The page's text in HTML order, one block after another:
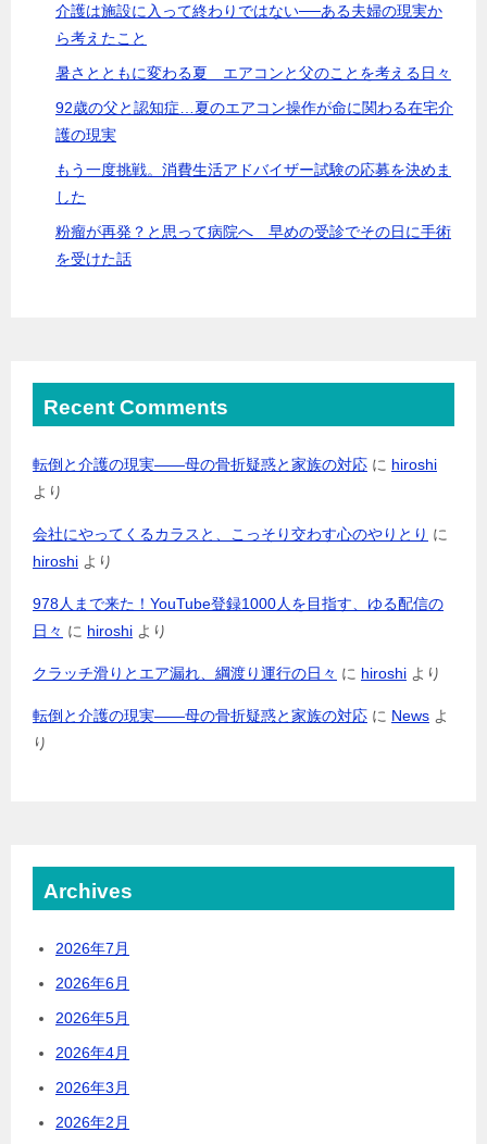
介護は施設に入って終わりではない──ある夫婦の現実か
ら考えたこと
暑さとともに変わる夏 エアコンと父のことを考える日々
92歳の父と認知症…夏のエアコン操作が命に関わる在宅介
護の現実
もう一度挑戦。消費生活アドバイザー試験の応募を決めま
した
粉瘤が再発？と思って病院へ 早めの受診でその日に手術
を受けた話
Recent Comments
転倒と介護の現実――母の骨折疑惑と家族の対応 に hiroshi
より
会社にやってくるカラスと、こっそり交わす心のやりとり に
hiroshi より
978人まで来た！YouTube登録1000人を目指す、ゆる配信の
日々 に hiroshi より
クラッチ滑りとエア漏れ、綱渡り運行の日々 に hiroshi より
転倒と介護の現実――母の骨折疑惑と家族の対応 に News よ
り
Archives
2026年7月
2026年6月
2026年5月
2026年4月
2026年3月
2026年2月